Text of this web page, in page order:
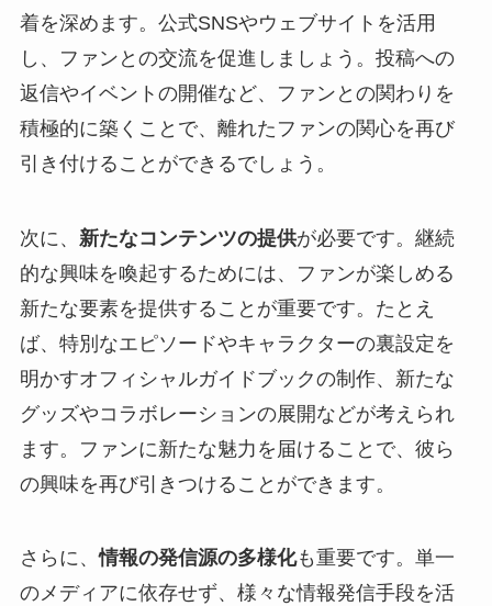
着を深めます。公式SNSやウェブサイトを活用
し、ファンとの交流を促進しましょう。投稿への
返信やイベントの開催など、ファンとの関わりを
積極的に築くことで、離れたファンの関心を再び
引き付けることができるでしょう。
次に、 新たなコンテンツの提供が必要です。継続
的な興味を喚起するためには、ファンが楽しめる
新たな要素を提供することが重要です。たとえ
ば、特別なエピソードやキャラクターの裏設定を
明かすオフィシャルガイドブックの制作、新たな
グッズやコラボレーションの展開などが考えられ
ます。ファンに新たな魅力を届けることで、彼ら
の興味を再び引きつけることができます。
さらに、情報の発信源の多様化も重要です。単一
のメディアに依存せず、様々な情報発信手段を活